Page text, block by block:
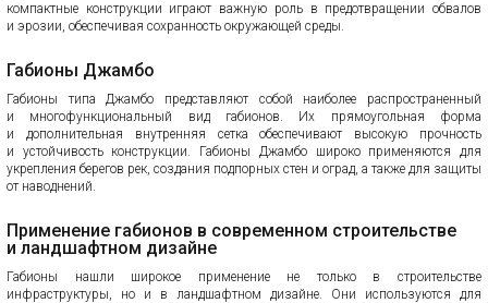
компактные конструкции играют важную роль в предотвращении обвалов
и эрозии, обеспечивая сохранность окружающей среды.
Габионы Джамбо
Габионы типа Джамбо представляют собой наиболее распространенный
и многофункциональный вид габионов. Их прямоугольная форма
и дополнительная внутренняя сетка обеспечивают высокую прочность
и устойчивость конструкции. Габионы Джамбо широко применяются для
укрепления берегов рек, создания подпорных стен и оград, а также для защиты
от наводнений.
Применение габионов в современном строительстве
и ландшафтном дизайне
Габионы нашли широкое применение не только в строительстве
инфраструктуры, но и в ландшафтном дизайне. Они используются для